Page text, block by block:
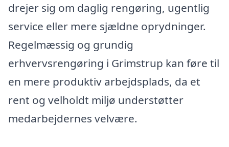
drejer sig om daglig rengøring, ugentlig
service eller mere sjældne oprydninger.
Regelmæssig og grundig
erhvervsrengøring i Grimstrup kan føre til
en mere produktiv arbejdsplads, da et
rent og velholdt miljø understøtter
medarbejdernes velvære.